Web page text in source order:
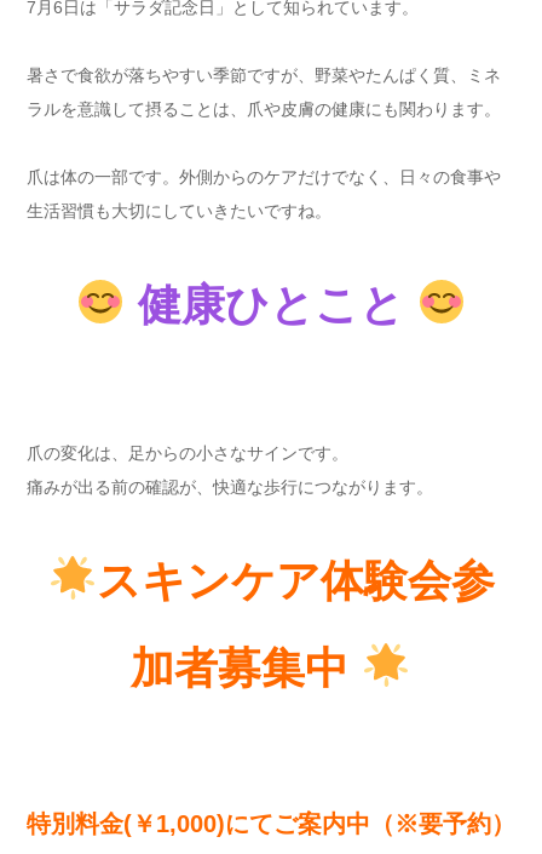
7月6日は「サラダ記念日」として知られています。
暑さで食欲が落ちやすい季節ですが、野菜やたんぱく質、ミネ
ラルを意識して摂ることは、爪や皮膚の健康にも関わります。
爪は体の一部です。外側からのケアだけでなく、日々の食事や
生活習慣も大切にしていきたいですね。
健康ひとこと
爪の変化は、足からの小さなサインです。
痛みが出る前の確認が、快適な歩行につながります。
スキンケア体験会参
加者募集中
特別料金(￥1,000)にてご案内中（※要予約）